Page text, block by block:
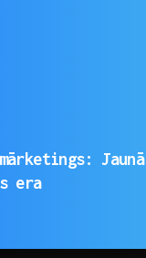
Jaunā
era